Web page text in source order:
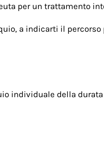
per un trattamento
a indicarti il
individuale della